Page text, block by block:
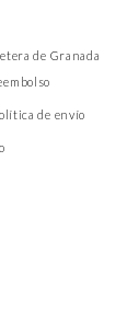
de Granada
de envío